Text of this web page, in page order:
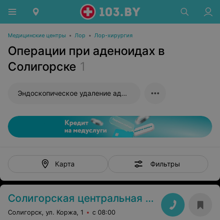
Медицинские центры • Лор • Лор-хирургия
Операции при аденоидах в
Солигорске 1
Эндоскопическое удаление аденоидов
Карта Фильтры
Солигорская центральная районная больница
Солигорск, ул. Коржа, 1 с 08:00